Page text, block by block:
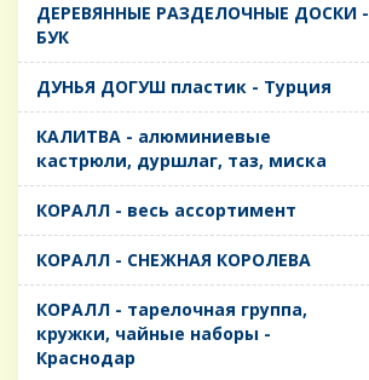
ДЕРЕВЯННЫЕ РАЗДЕЛОЧНЫЕ ДОСКИ -
БУК
ДУНЬЯ ДОГУШ пластик - Турция
КАЛИТВА - алюминиевые
кастрюли, дуршлаг, таз, миска
КОРАЛЛ - весь ассортимент
КОРАЛЛ - СНЕЖНАЯ КОРОЛЕВА
КОРАЛЛ - тарелочная группа,
кружки, чайные наборы -
Краснодар